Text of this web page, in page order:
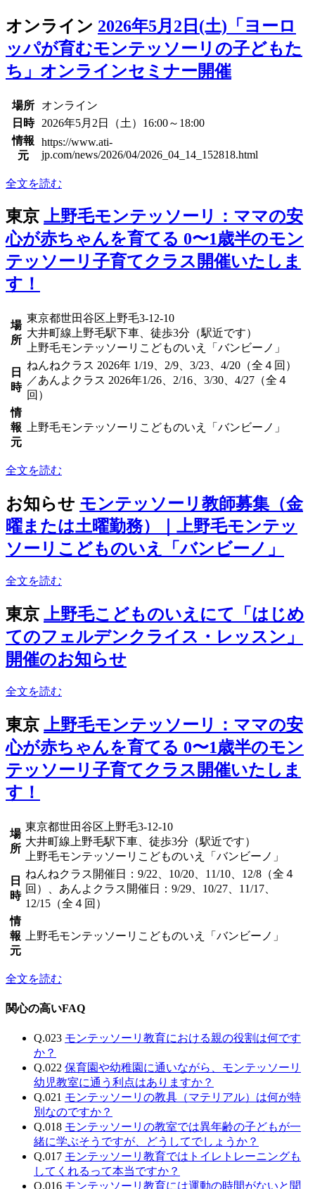
オンライン 2026年5月2日(土)「ヨーロ
ッパが育むモンテッソーリの子どもた
ち」オンラインセミナー開催
場所
オンライン
日時
2026年5月2日（土）16:00～18:00
情報
元
https://www.ati-
jp.com/news/2026/04/2026_04_14_152818.html
全文を読む
東京 上野毛モンテッソーリ：ママの安
心が赤ちゃんを育てる 0〜1歳半のモン
テッソーリ子育てクラス開催いたしま
す！
場
所
東京都世田谷区上野毛3-12-10
大井町線上野毛駅下車、徒歩3分（駅近です）
上野毛モンテッソーリこどものいえ「バンビーノ」
日
時
ねんねクラス 2026年 1/19、2/9、3/23、4/20（全４回）
／あんよクラス 2026年1/26、2/16、3/30、4/27（全４
回）
情
報
元
上野毛モンテッソーリこどものいえ「バンビーノ」
全文を読む
お知らせ モンテッソーリ教師募集（金
曜または土曜勤務）｜上野毛モンテッ
ソーリこどものいえ「バンビーノ」
全文を読む
東京 上野毛こどものいえにて「はじめ
てのフェルデンクライス・レッスン」
開催のお知らせ
全文を読む
東京 上野毛モンテッソーリ：ママの安
心が赤ちゃんを育てる 0〜1歳半のモン
テッソーリ子育てクラス開催いたしま
す！
場
所
東京都世田谷区上野毛3-12-10
大井町線上野毛駅下車、徒歩3分（駅近です）
上野毛モンテッソーリこどものいえ「バンビーノ」
日
時
ねんねクラス開催日：9/22、10/20、11/10、12/8（全４
回）、あんよクラス開催日：9/29、10/27、11/17、
12/15（全４回）
情
報
元
上野毛モンテッソーリこどものいえ「バンビーノ」
全文を読む
関心の高いFAQ
Q.023 モンテッソーリ教育における親の役割は何です
か？
Q.022 保育園や幼稚園に通いながら、モンテッソーリ
幼児教室に通う利点はありますか？
Q.021 モンテッソーリの教具（マテリアル）は何が特
別なのですか？
Q.018 モンテッソーリの教室では異年齢の子どもが一
緒に学ぶそうですが、どうしてでしょうか？
Q.017 モンテッソーリ教育ではトイレトレーニングも
してくれるって本当ですか？
Q.016 モンテッソーリ教育には運動の時間がないと聞